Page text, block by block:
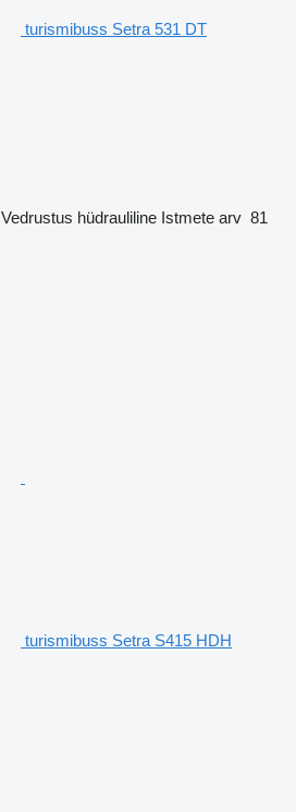
turismibuss Setra 531 DT
Vedrustus hüdrauliline Istmete arv 81
turismibuss Setra S415 HDH